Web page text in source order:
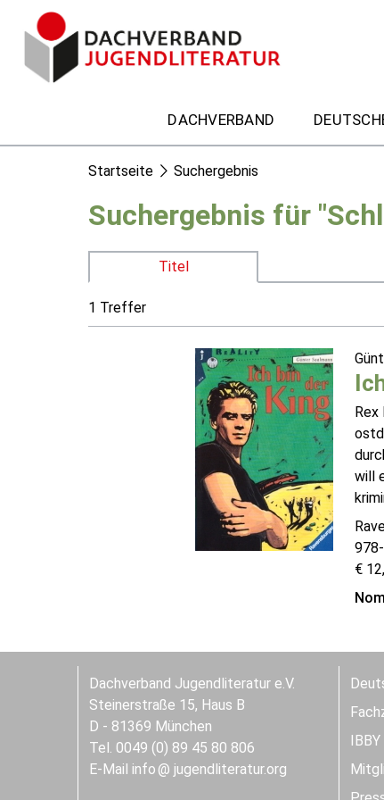
DACHVERBAND
Startseite Suchergebnis
Suchergebnis für
Titel
1 Treffer
Rex
will
€
Dachverband Jugendliteratur e.V.
Steinerstraße 15, Haus B
D - 81369 München
Tel. 0049 (0) 89 45 80 806
E-Mail info jugendliteratur.org